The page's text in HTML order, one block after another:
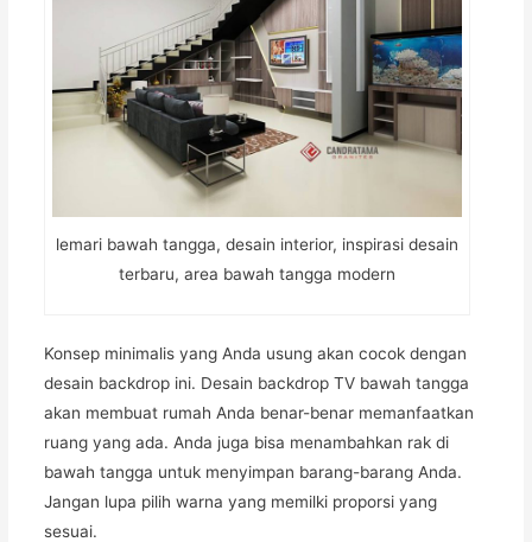
lemari bawah tangga, desain interior, inspirasi desain
terbaru, area bawah tangga modern
Konsep minimalis yang Anda usung akan cocok dengan
desain backdrop ini. Desain backdrop TV bawah tangga
akan membuat rumah Anda benar-benar memanfaatkan
ruang yang ada. Anda juga bisa menambahkan rak di
bawah tangga untuk menyimpan barang-barang Anda.
Jangan lupa pilih warna yang memilki proporsi yang
sesuai.